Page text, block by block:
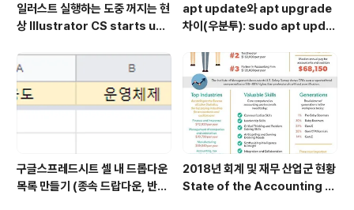
일러스트 실행하는 도중 꺼지는 현
상 Illustrator CS starts up
ly
apt update와 apt upgrade
차이(우분투): sudo apt updat
구글스프레드시트 셀 내 드롭다운
목록 만들기 (종속 드랍다운, 반응
2018년 회계 및 재무 산업군 현황
State of the Accounting a